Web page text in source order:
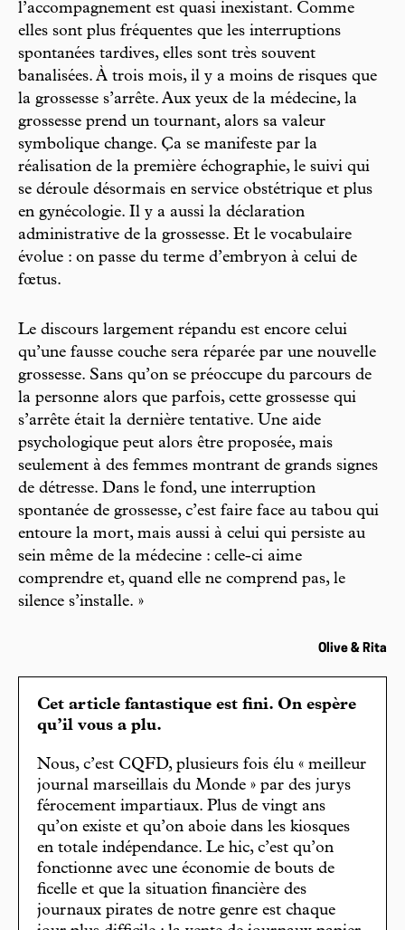
l’accompagnement est quasi inexistant. Comme
elles sont plus fréquentes que les interruptions
spontanées tardives, elles sont très souvent
banalisées. À trois mois, il y a moins de risques que
la grossesse s’arrête. Aux yeux de la médecine, la
grossesse prend un tournant, alors sa valeur
symbolique change. Ça se manifeste par la
réalisation de la première échographie, le suivi qui
se déroule désormais en service obstétrique et plus
en gynécologie. Il y a aussi la déclaration
administrative de la grossesse. Et le vocabulaire
évolue : on passe du terme d’embryon à celui de
fœtus.
Le discours largement répandu est encore celui
qu’une fausse couche sera réparée par une nouvelle
grossesse. Sans qu’on se préoccupe du parcours de
la personne alors que parfois, cette grossesse qui
s’arrête était la dernière tentative. Une aide
psychologique peut alors être proposée, mais
seulement à des femmes montrant de grands signes
de détresse. Dans le fond, une interruption
spontanée de grossesse, c’est faire face au tabou qui
entoure la mort, mais aussi à celui qui persiste au
sein même de la médecine : celle-ci aime
comprendre et, quand elle ne comprend pas, le
silence s’installe. »
Olive & Rita
Cet article fantastique est fini. On espère
qu’il vous a plu.
Nous, c’est CQFD, plusieurs fois élu « meilleur
journal marseillais du Monde » par des jurys
férocement impartiaux. Plus de vingt ans
qu’on existe et qu’on aboie dans les kiosques
en totale indépendance. Le hic, c’est qu’on
fonctionne avec une économie de bouts de
ficelle et que la situation financière des
journaux pirates de notre genre est chaque